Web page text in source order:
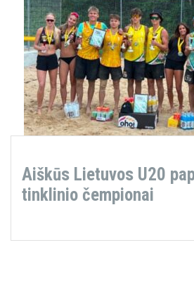
Aiškūs Lietuvos U20
tinklinio čempionai